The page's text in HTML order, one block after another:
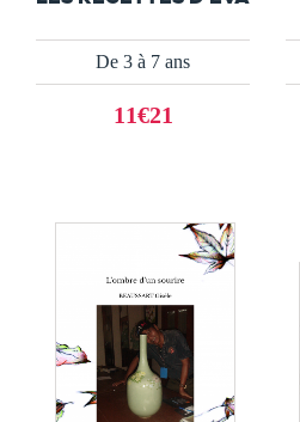
De 3 à 7 ans
11€21